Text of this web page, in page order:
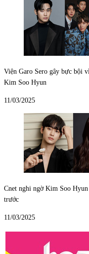
Viện Garo Sero gây bực bội
Kim Soo Hyun
11/03/2025
Cnet nghi ngờ Kim Soo
trước
11/03/2025